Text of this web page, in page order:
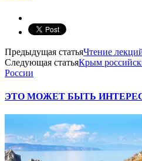
Предыдущая статьяЧтение
Следующая статьяКрым
России
ЭТО МОЖЕТ БЫТЬ